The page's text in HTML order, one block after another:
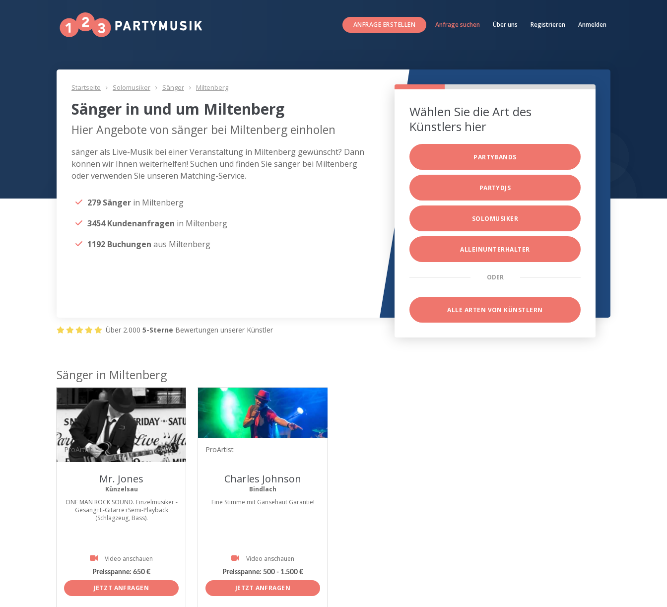
ANFRAGE ERSTELLEN Anfrage suchen Über uns Registrieren Anmelden
Startseite Solomusiker Sänger Miltenberg
Sänger in und um Miltenberg
Hier Angebote von sänger bei Miltenberg einholen
sänger als Live-Musik bei einer Veranstaltung in Miltenberg gewünscht? Dann
können wir Ihnen weiterhelfen! Suchen und finden Sie sänger bei Miltenberg
oder verwenden Sie unseren Matching-Service.
279 Sänger in Miltenberg
3454 Kundenanfragen in Miltenberg
1192 Buchungen aus Miltenberg
Wählen Sie die Art des
Künstlers hier
PARTYBANDS
PARTYDJS
SOLOMUSIKER
ALLEINUNTERHALTER
ODER
ALLE ARTEN VON KÜNSTLERN
Über 2.000 5-Sterne Bewertungen unserer Künstler
Sänger in Miltenberg
ProArtist
Mr. Jones
Künzelsau
ONE MAN ROCK SOUND. Einzelmusiker -
Gesang+E-Gitarre+Semi-Playback
(Schlagzeug, Bass).
Video anschauen
Preisspanne: 650 €
JETZT ANFRAGEN
ProArtist
Charles Johnson
Bindlach
Eine Stimme mit Gänsehaut Garantie!
Video anschauen
Preisspanne: 500 - 1.500 €
JETZT ANFRAGEN